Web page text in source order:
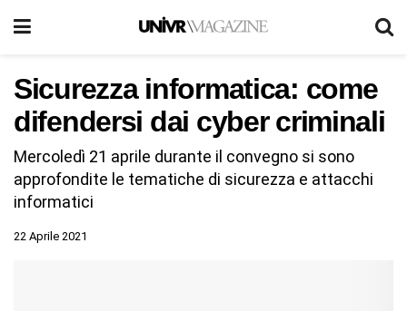
Sicurezza informatica: come
difendersi dai cyber criminali
Mercoledì 21 aprile durante il convegno si sono
approfondite le tematiche di sicurezza e attacchi
informatici
22 Aprile 2021